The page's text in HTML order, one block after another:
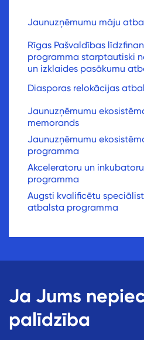
Jaunuzņēmumu māju
Rīgas Pašvaldības
programma starptautiski
un izklaides pasākumu
Diasporas relokācijas
Jaunuzņēmumu
memorands
Jaunuzņēmumu
programma
Akceleratoru un
programma
Augsti kvalificētu
atbalsta programma
Ja Jums
palīdzība